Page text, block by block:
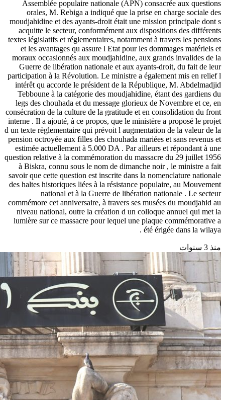
Assemblée populaire nationale (APN) consacrée aux questions
orales, M. Rebiga a indiqué que la prise en charge sociale des
moudjahidine et des ayants-droit était une mission principale dont s
acquitte le secteur, conformément aux dispositions des différents
textes législatifs et réglementaires, notamment à travers les pensions
et les avantages qu assure l Etat pour les dommages matériels et
moraux occasionnés aux moudjahidine, aux grands invalides de la
Guerre de libération nationale et aux ayants-droit, du fait de leur
participation à la Révolution. Le ministre a également mis en relief l
intérêt qu accorde le président de la République, M. Abdelmadjid
Tebboune à la catégorie des moudjahidine, étant des gardiens du
legs des chouhada et du message glorieux de Novembre et ce, en
consécration de la culture de la gratitude et en consolidation du front
interne . Il a ajouté, à ce propos, que le ministère a proposé le projet
d un texte règlementaire qui prévoit l augmentation de la valeur de la
pension octroyée aux filles des chouhada mariées et sans revenus et
estimée actuellement à 5.000 DA . Par ailleurs et répondant à une
question relative à la commémoration du massacre du 29 juillet 1956
à Biskra, connu sous le nom de dimanche noir , le ministre a fait
savoir que cette question est inscrite dans la nomenclature nationale
des haltes historiques liées à la résistance populaire, au Mouvement
national et à la Guerre de libération nationale . Le secteur
commémore cet anniversaire, à travers ses musées du moudjahid au
niveau national, outre la création d un colloque annuel qui met la
lumière sur ce massacre pour lequel une plaque commémorative a
été érigée dans la wilaya .
منذ 3 سنوات